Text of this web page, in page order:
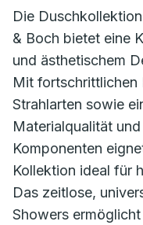
Die
& Boch bietet eine
und ästhetischem
Mit fortschrittlichen
Strahlarten sowie
Materialqualität
Komponenten
Kollektion ideal für
Das zeitlose,
Showers